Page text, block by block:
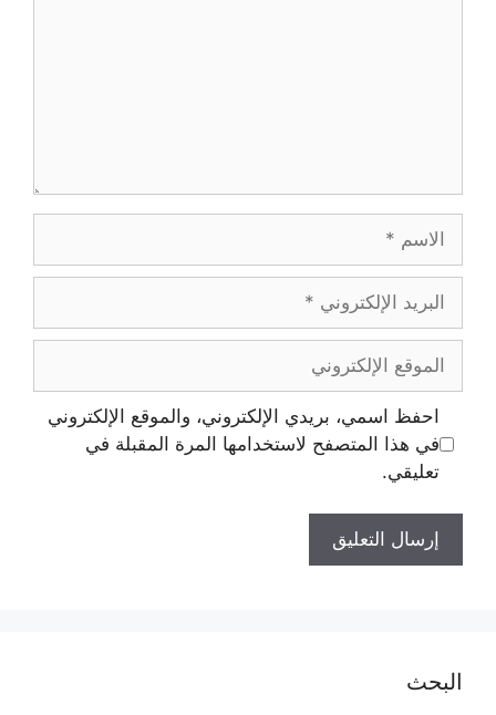
احفظ اسمي، بريدي الإلكتروني، والموقع الإلكتروني
في هذا المتصفح لاستخدامها المرة المقبلة في
تعليقي.
البحث